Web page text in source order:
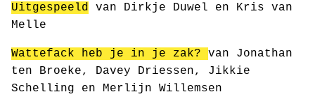
Uitgespeeld van Dirkje Duwel en Kris van
Melle
Wattefack heb je in je zak? van Jonathan
ten Broeke, Davey Driessen, Jikkie
Schelling en Merlijn Willemsen